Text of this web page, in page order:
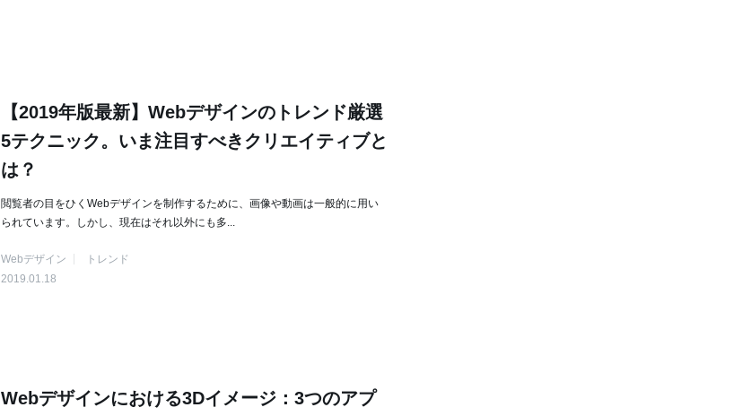
【2019年版最新】Webデザインのトレンド厳選
5テクニック。いま注目すべきクリエイティブと
は？
閲覧者の目をひくWebデザインを制作するために、画像や動画は一般的に用い
られています。しかし、現在はそれ以外にも多...
Webデザイン
トレンド
2019.01.18
Webデザインにおける3Dイメージ：3つのアプ